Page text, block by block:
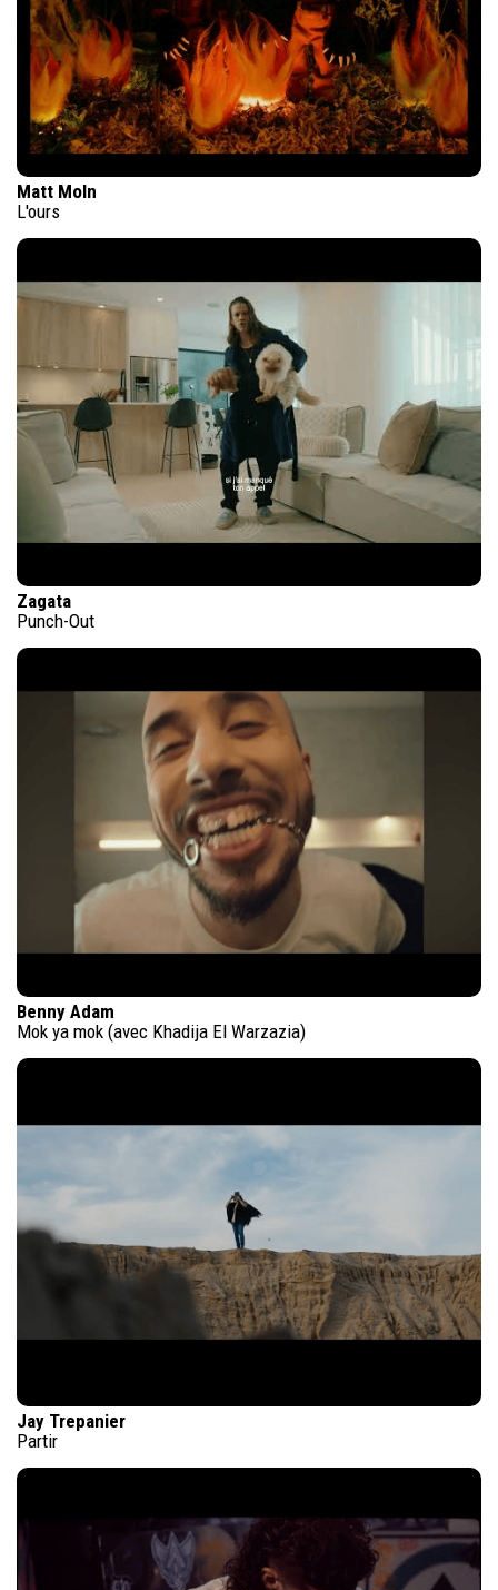
Matt Moln
L'ours
Zagata
Punch-Out
Benny Adam
Mok ya mok (avec Khadija El Warzazia)
Jay Trepanier
Partir